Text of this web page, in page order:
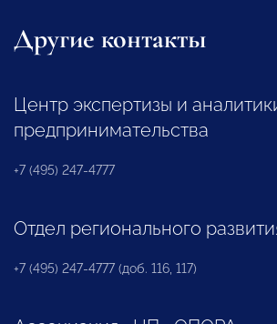
Другие контакты
Центр экспертизы и
предпринимательства
+7 (495) 247-4777
Отдел регионального
+7 (495) 247-4777 (доб. 116, 117)